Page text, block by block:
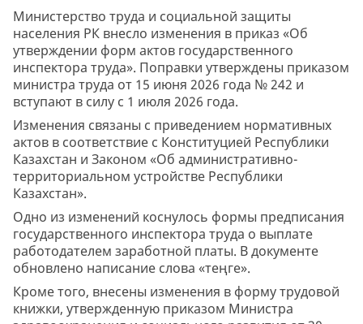
Министерство труда и социальной защиты
населения РК внесло изменения в приказ «Об
утверждении форм актов государственного
инспектора труда». Поправки утверждены приказом
министра труда от 15 июня 2026 года № 242 и
вступают в силу с 1 июля 2026 года.
Изменения связаны с приведением нормативных
актов в соответствие с Конституцией Республики
Казахстан и Законом «Об административно-
территориальном устройстве Республики
Казахстан».
Одно из изменений коснулось формы предписания
государственного инспектора труда о выплате
работодателем заработной платы. В документе
обновлено написание слова «теңге».
Кроме того, внесены изменения в форму трудовой
книжки, утвержденную приказом Министра